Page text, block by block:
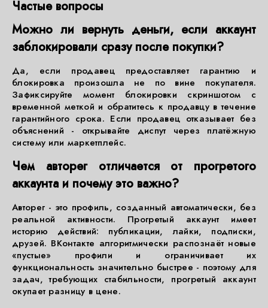
Частые вопросы
Можно ли вернуть деньги, если аккаунт
заблокировали сразу после покупки?
Да, если продавец предоставляет гарантию и
блокировка произошла не по вине покупателя.
Зафиксируйте момент блокировки скриншотом с
временной меткой и обратитесь к продавцу в течение
гарантийного срока. Если продавец отказывает без
объяснений - открывайте диспут через платёжную
систему или маркетплейс.
Чем авторег отличается от прогретого
аккаунта и почему это важно?
Авторег - это профиль, созданный автоматически, без
реальной активности. Прогретый аккаунт имеет
историю действий: публикации, лайки, подписки,
друзей. ВКонтакте алгоритмически распознаёт новые
«пустые» профили и ограничивает их
функциональность значительно быстрее - поэтому для
задач, требующих стабильности, прогретый аккаунт
окупает разницу в цене.